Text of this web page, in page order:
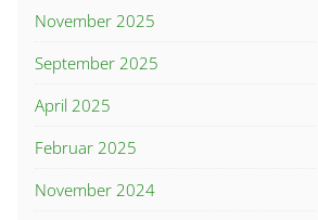
November 2025
September 2025
April 2025
Februar 2025
November 2024